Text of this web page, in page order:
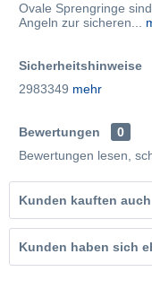
Ovale Sprengringe
Angeln zur sicheren...
Sicherheitshinweise
2983349 mehr
Bewertungen
0
Bewertungen lesen,
Kunden kauften auch
Kunden haben sich